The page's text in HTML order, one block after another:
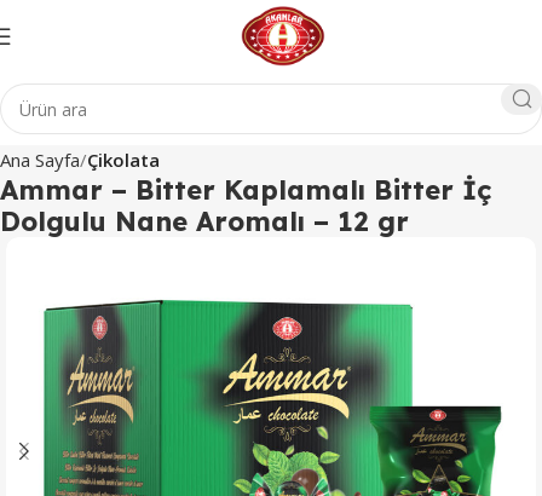
Ana Sayfa Çikolata
Ammar – Bitter Kaplamalı Bitter İç
Dolgulu Nane Aromalı – 12 gr